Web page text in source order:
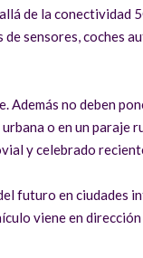
de la conectividad
sensores, coches
no deben
o en un
y celebrado
futuro en ciudades
viene en